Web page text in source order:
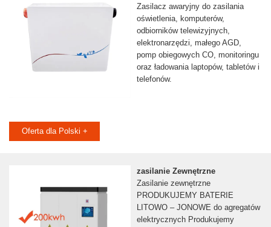
Zasilacz awaryjny do zasilania
oświetlenia, komputerów,
odbiorników telewizyjnych,
elektronarzędzi, małego AGD,
pomp obiegowych CO, monitoringu
oraz ładowania laptopów, tabletów i
telefonów.
Oferta dla Polski +
zasilanie Zewnętrzne
Zasilanie zewnętrzne
PRODUKUJEMY BATERIE
LITOWO – JONOWE do agregatów
elektrycznych Produkujemy